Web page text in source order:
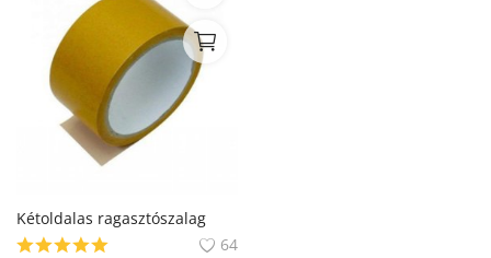
Kétoldalas ragasztószalag
64